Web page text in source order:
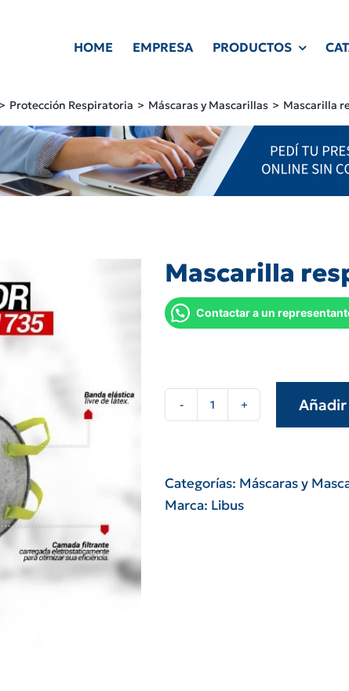
HOME EMPRESA PRODUCTOS
Protección Respiratoria Máscaras y Mascarillas Mascarilla
Mascarilla
Contactar a un
Mascarilla
1735
n95
Categorías: Máscaras y
Marca: Libus